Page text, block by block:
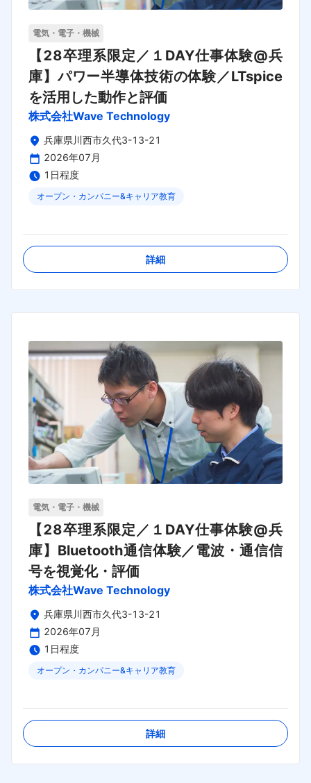
電気・電子・機械
【28卒理系限定／１DAY仕事体験@兵
庫】パワー半導体技術の体験／LTspice
を活用した動作と評価
株式会社Wave Technology
兵庫県川西市久代3-13-21
2026年07月
1日程度
オープン・カンパニー&キャリア教育
詳細
電気・電子・機械
【28卒理系限定／１DAY仕事体験@兵
庫】Bluetooth通信体験／電波・通信信
号を視覚化・評価
株式会社Wave Technology
兵庫県川西市久代3-13-21
2026年07月
1日程度
オープン・カンパニー&キャリア教育
詳細